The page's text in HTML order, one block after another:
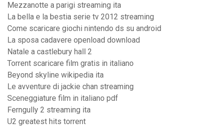
Mezzanotte a parigi streaming ita
La bella e la bestia serie tv 2012 streaming
Come scaricare giochi nintendo ds su android
La sposa cadavere openload download
Natale a castlebury hall 2
Torrent scaricare film gratis in italiano
Beyond skyline wikipedia ita
Le avventure di jackie chan streaming
Sceneggiature film in italiano pdf
Ferngully 2 streaming ita
U2 greatest hits torrent